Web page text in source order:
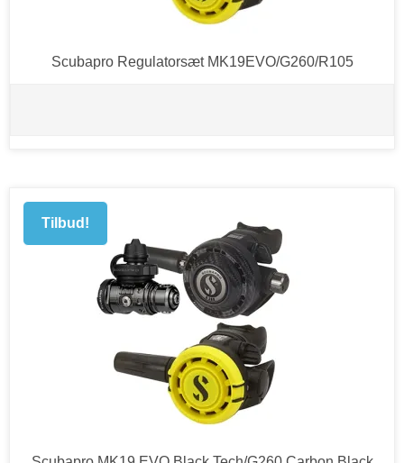
Scubapro Regulatorsæt MK19EVO/G260/R105
Tilbud!